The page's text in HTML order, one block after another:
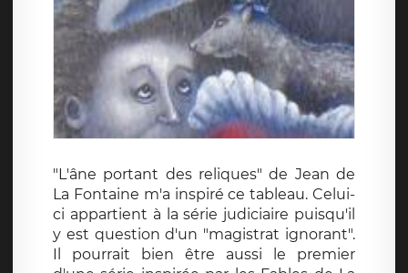
"L'âne portant des reliques" de Jean de
La Fontaine m'a inspiré ce tableau. Celui-
ci appartient à la série judiciaire puisqu'il
y est question d'un "magistrat ignorant".
Il pourrait bien être aussi le premier